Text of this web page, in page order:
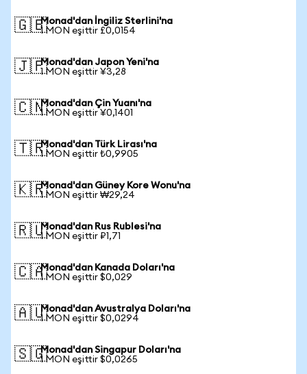
🇬🇧Monad'dan İngiliz Sterlini'na
1 MON eşittir £0,0154
🇯🇵Monad'dan Japon Yeni'na
1 MON eşittir ¥3,28
🇨🇳Monad'dan Çin Yuanı'na
1 MON eşittir ¥0,1401
🇹🇷Monad'dan Türk Lirası'na
1 MON eşittir ₺0,9905
🇰🇷Monad'dan Güney Kore Wonu'na
1 MON eşittir ₩29,24
🇷🇺Monad'dan Rus Rublesi'na
1 MON eşittir ₽1,71
🇨🇦Monad'dan Kanada Doları'na
1 MON eşittir $0,029
🇦🇺Monad'dan Avustralya Doları'na
1 MON eşittir $0,0294
🇸🇬Monad'dan Singapur Doları'na
1 MON eşittir $0,0265